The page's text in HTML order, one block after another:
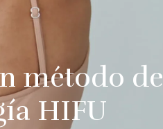
método de
HIFU